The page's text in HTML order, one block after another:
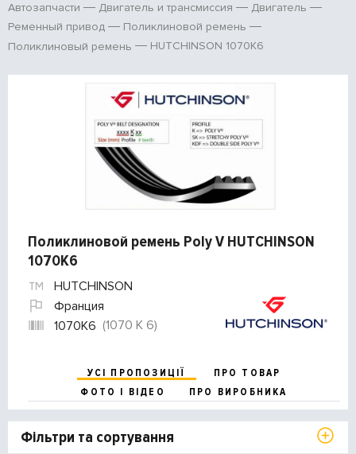
Автозапчасти Двигатель и трансмиссия
Двигатель
Ременный привод
Поликлиновой ремень
Поликлиновый ремень
HUTCHINSON 1070K6
Поликлиновой ремень Poly V HUTCHINSON
1070K6
HUTCHINSON
Франция
1070K6 (1070 K 6)
УСІ ПРОПОЗИЦІЇ
ПРО ТОВАР
ФОТО І ВІДЕО
ПРО ВИРОБНИКА
Фільтри та сортування